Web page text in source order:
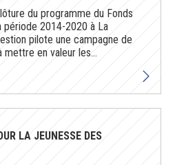
du programme du Fonds
période 2014-2020 à La
pilote une campagne de
mettre en valeur les...
LA JEUNESSE DES